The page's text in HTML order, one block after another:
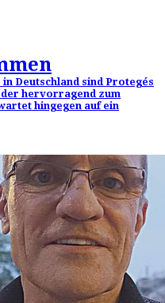
Deutschland sind Protegés
hervorragend zum
hingegen auf ein